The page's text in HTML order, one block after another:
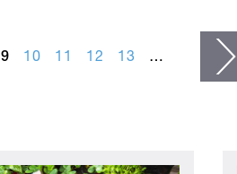
9 10 11 12 13 …